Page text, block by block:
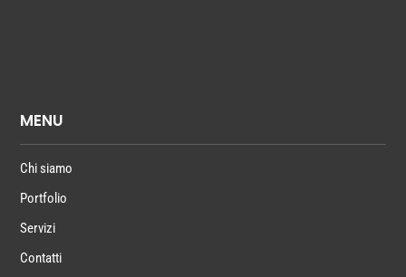
MENU
Chi siamo
Portfolio
Servizi
Contatti